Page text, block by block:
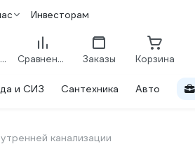
Инвесторам
Избранное Сравнение Заказы Корзина
и СИЗ Сантехника Авто
канализации